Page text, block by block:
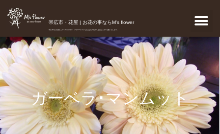
帯広市・花屋 | お花の事ならM's flower
帯広市のお花屋さんM's flowerです。フラワーギフトなどあなたの気持ちを真心こめて宅配いたします。
ガーベラ･マンムット